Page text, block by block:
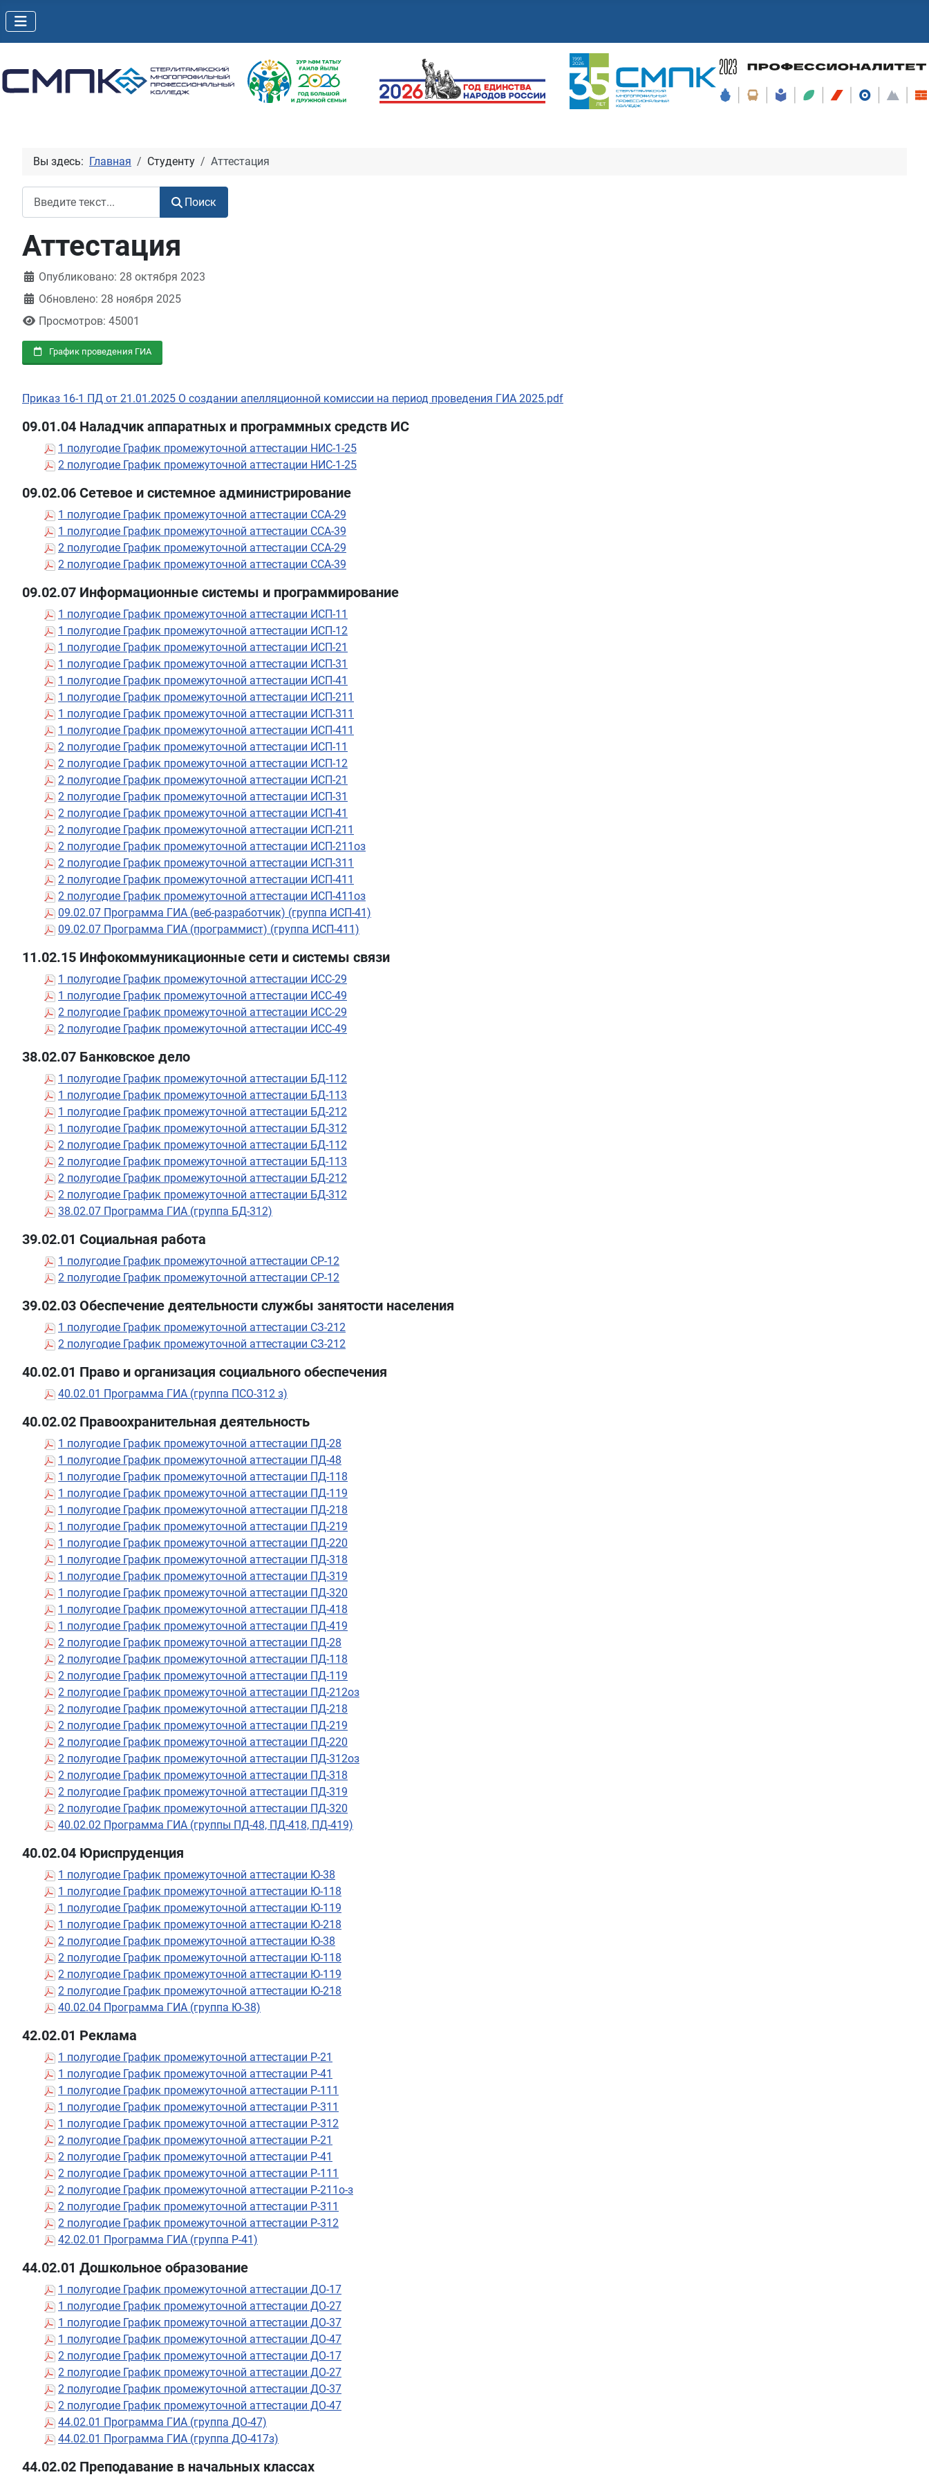
Вы здесь: Главная Студенту Аттестация
Поиск
Аттестация
Информация о материале
Опубликовано: 28 октября 2023
Обновлено: 28 ноября 2025
Просмотров: 45001
График проведения ГИА
Приказ 16-1 ПД от 21.01.2025 О создании апелляционной комиссии на период проведения ГИА 2025.pdf
09.01.04 Наладчик аппаратных и программных средств ИС
1 полугодие График промежуточной аттестации НИС-1-25
2 полугодие График промежуточной аттестации НИС-1-25
09.02.06 Сетевое и системное администрирование
1 полугодие График промежуточной аттестации ССА-29
1 полугодие График промежуточной аттестации ССА-39
2 полугодие График промежуточной аттестации ССА-29
2 полугодие График промежуточной аттестации ССА-39
09.02.07 Информационные системы и программирование
1 полугодие График промежуточной аттестации ИСП-11
1 полугодие График промежуточной аттестации ИСП-12
1 полугодие График промежуточной аттестации ИСП-21
1 полугодие График промежуточной аттестации ИСП-31
1 полугодие График промежуточной аттестации ИСП-41
1 полугодие График промежуточной аттестации ИСП-211
1 полугодие График промежуточной аттестации ИСП-311
1 полугодие График промежуточной аттестации ИСП-411
2 полугодие График промежуточной аттестации ИСП-11
2 полугодие График промежуточной аттестации ИСП-12
2 полугодие График промежуточной аттестации ИСП-21
2 полугодие График промежуточной аттестации ИСП-31
2 полугодие График промежуточной аттестации ИСП-41
2 полугодие График промежуточной аттестации ИСП-211
2 полугодие График промежуточной аттестации ИСП-211оз
2 полугодие График промежуточной аттестации ИСП-311
2 полугодие График промежуточной аттестации ИСП-411
2 полугодие График промежуточной аттестации ИСП-411оз
09.02.07 Программа ГИА (веб-разработчик) (группа ИСП-41)
09.02.07 Программа ГИА (программист) (группа ИСП-411)
11.02.15 Инфокоммуникационные сети и системы связи
1 полугодие График промежуточной аттестации ИСС-29
1 полугодие График промежуточной аттестации ИСС-49
2 полугодие График промежуточной аттестации ИСС-29
2 полугодие График промежуточной аттестации ИСС-49
38.02.07 Банковское дело
1 полугодие График промежуточной аттестации БД-112
1 полугодие График промежуточной аттестации БД-113
1 полугодие График промежуточной аттестации БД-212
1 полугодие График промежуточной аттестации БД-312
2 полугодие График промежуточной аттестации БД-112
2 полугодие График промежуточной аттестации БД-113
2 полугодие График промежуточной аттестации БД-212
2 полугодие График промежуточной аттестации БД-312
38.02.07 Программа ГИА (группа БД-312)
39.02.01 Социальная работа
1 полугодие График промежуточной аттестации СР-12
2 полугодие График промежуточной аттестации СР-12
39.02.03 Обеспечение деятельности службы занятости населения
1 полугодие График промежуточной аттестации СЗ-212
2 полугодие График промежуточной аттестации СЗ-212
40.02.01 Право и организация социального обеспечения
40.02.01 Программа ГИА (группа ПСО-312 з)
40.02.02 Правоохранительная деятельность
1 полугодие График промежуточной аттестации ПД-28
1 полугодие График промежуточной аттестации ПД-48
1 полугодие График промежуточной аттестации ПД-118
1 полугодие График промежуточной аттестации ПД-119
1 полугодие График промежуточной аттестации ПД-218
1 полугодие График промежуточной аттестации ПД-219
1 полугодие График промежуточной аттестации ПД-220
1 полугодие График промежуточной аттестации ПД-318
1 полугодие График промежуточной аттестации ПД-319
1 полугодие График промежуточной аттестации ПД-320
1 полугодие График промежуточной аттестации ПД-418
1 полугодие График промежуточной аттестации ПД-419
2 полугодие График промежуточной аттестации ПД-28
2 полугодие График промежуточной аттестации ПД-118
2 полугодие График промежуточной аттестации ПД-119
2 полугодие График промежуточной аттестации ПД-212оз
2 полугодие График промежуточной аттестации ПД-218
2 полугодие График промежуточной аттестации ПД-219
2 полугодие График промежуточной аттестации ПД-220
2 полугодие График промежуточной аттестации ПД-312оз
2 полугодие График промежуточной аттестации ПД-318
2 полугодие График промежуточной аттестации ПД-319
2 полугодие График промежуточной аттестации ПД-320
40.02.02 Программа ГИА (группы ПД-48, ПД-418, ПД-419)
40.02.04 Юриспруденция
1 полугодие График промежуточной аттестации Ю-38
1 полугодие График промежуточной аттестации Ю-118
1 полугодие График промежуточной аттестации Ю-119
1 полугодие График промежуточной аттестации Ю-218
2 полугодие График промежуточной аттестации Ю-38
2 полугодие График промежуточной аттестации Ю-118
2 полугодие График промежуточной аттестации Ю-119
2 полугодие График промежуточной аттестации Ю-218
40.02.04 Программа ГИА (группа Ю-38)
42.02.01 Реклама
1 полугодие График промежуточной аттестации Р-21
1 полугодие График промежуточной аттестации Р-41
1 полугодие График промежуточной аттестации Р-111
1 полугодие График промежуточной аттестации Р-311
1 полугодие График промежуточной аттестации Р-312
2 полугодие График промежуточной аттестации Р-21
2 полугодие График промежуточной аттестации Р-41
2 полугодие График промежуточной аттестации Р-111
2 полугодие График промежуточной аттестации Р-211о-з
2 полугодие График промежуточной аттестации Р-311
2 полугодие График промежуточной аттестации Р-312
42.02.01 Программа ГИА (группа Р-41)
44.02.01 Дошкольное образование
1 полугодие График промежуточной аттестации ДО-17
1 полугодие График промежуточной аттестации ДО-27
1 полугодие График промежуточной аттестации ДО-37
1 полугодие График промежуточной аттестации ДО-47
2 полугодие График промежуточной аттестации ДО-17
2 полугодие График промежуточной аттестации ДО-27
2 полугодие График промежуточной аттестации ДО-37
2 полугодие График промежуточной аттестации ДО-47
44.02.01 Программа ГИА (группа ДО-47)
44.02.01 Программа ГИА (группа ДО-417з)
44.02.02 Преподавание в начальных классах